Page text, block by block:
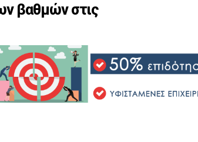
βαθμών στις